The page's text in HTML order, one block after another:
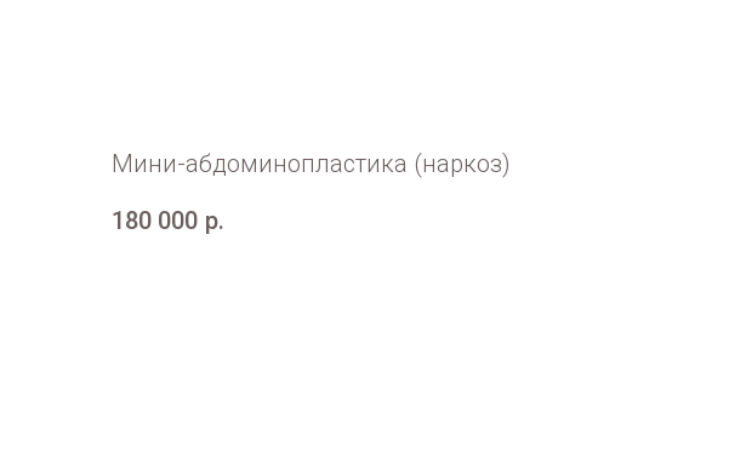
Мини-абдоминопластика (наркоз)
180 000 р.